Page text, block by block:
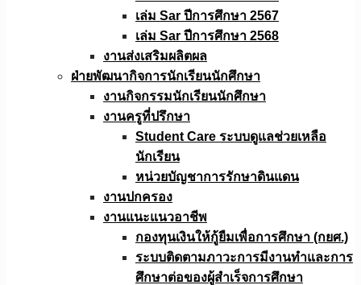
เล่ม Sar ปีการศึกษา 2567
เล่ม Sar ปีการศึกษา 2568
งานส่งเสริมผลิตผล
ฝ่ายพัฒนากิจการนักเรียนนักศึกษา
งานกิจกรรมนักเรียนนักศึกษา
งานครูที่ปรึกษา
Student Care ระบบดูแลช่วยเหลือ
นักเรียน
หน่วยบัญชาการรักษาดินแดน
งานปกครอง
งานแนะแนวอาชีพ
กองทุนเงินให้กู้ยืมเพื่อการศึกษา (กยศ.)
ระบบติดตามภาวะการมีงานทำและการ
ศึกษาต่อของผู้สำเร็จการศึกษา